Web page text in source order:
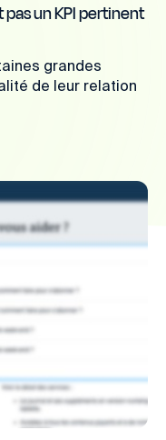
un KPI pertinent
grandes
de leur relation